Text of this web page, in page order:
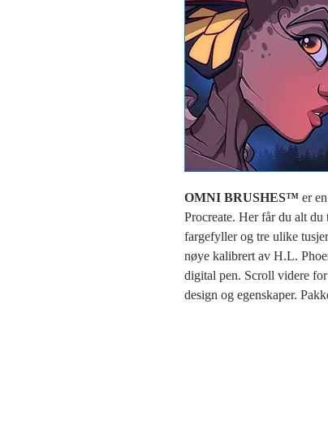
OMNI BRUSHES™ er
Procreate. Her får du alt du
fargefyller og tre ulike
nøye kalibrert av H.L.
digital pen. Scroll videre
design og egenskaper.